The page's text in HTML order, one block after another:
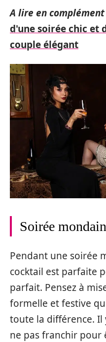
A lire en
d'une soirée chic et
couple élégant
Soirée
Pendant une soirée
cocktail est parfaite
parfait. Pensez à
formelle et festive
toute la différence.
ne pas franchir pour